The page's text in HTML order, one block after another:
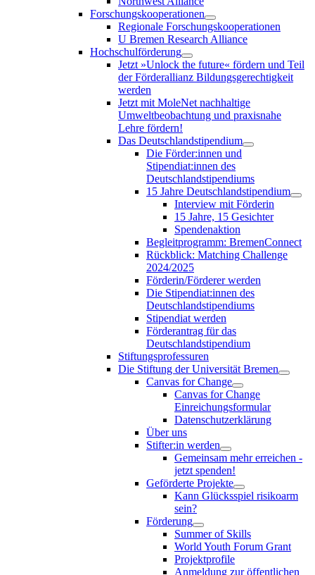
Forschungskooperationen
Regionale Forschungskooperationen
U Bremen Research Alliance
Hochschulförderung
Jetzt »Unlock the future« fördern und Teil
der Förderallianz Bildungsgerechtigkeit
werden
Jetzt mit MoleNet nachhaltige
Umweltbeobachtung und praxisnahe
Lehre fördern!
Das Deutschlandstipendium
Die Förder:innen und
Stipendiat:innen des
Deutschlandstipendiums
15 Jahre Deutschlandstipendium
Interview mit Förderin
15 Jahre, 15 Gesichter
Spendenaktion
Begleitprogramm: BremenConnect
Rückblick: Matching Challenge
2024/2025
Förderin/Förderer werden
Die Stipendiat:innen des
Deutschlandstipendiums
Stipendiat werden
Förderantrag für das
Deutschlandstipendium
Stiftungsprofessuren
Die Stiftung der Universität Bremen
Canvas for Change
Canvas for Change
Einreichungsformular
Datenschutzerklärung
Über uns
Stifter:in werden
Gemeinsam mehr erreichen -
jetzt spenden!
Geförderte Projekte
Kann Glücksspiel risikoarm
sein?
Förderung
Summer of Skills
World Youth Forum Grant
Projektprofile
Anmeldung zur öffentlichen